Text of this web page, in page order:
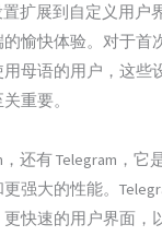
置扩展到自定义用户
愉快体验。对于首
母语的用户，这些
重要。
还有 Telegram，它
强大的性能。
快速的用户界面，